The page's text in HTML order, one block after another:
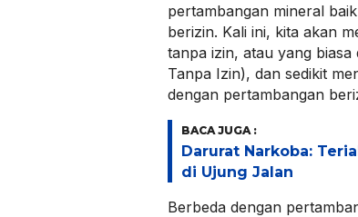
pertambangan mineral
berizin. Kali ini, kita akan
tanpa izin, atau yang
Tanpa Izin), dan sedikit
dengan pertambangan
BACA JUGA :
Darurat Narkoba:
di Ujung Jalan
Berbeda dengan